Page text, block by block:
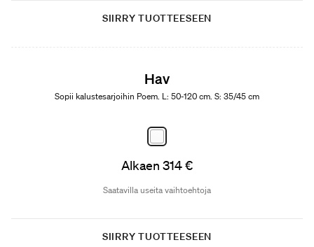
SIIRRY TUOTTEESEEN
Hav
Sopii kalustesarjoihin Poem. L: 50-120 cm. S: 35/45 cm
Alkaen 314 €
Saatavilla useita vaihtoehtoja
SIIRRY TUOTTEESEEN